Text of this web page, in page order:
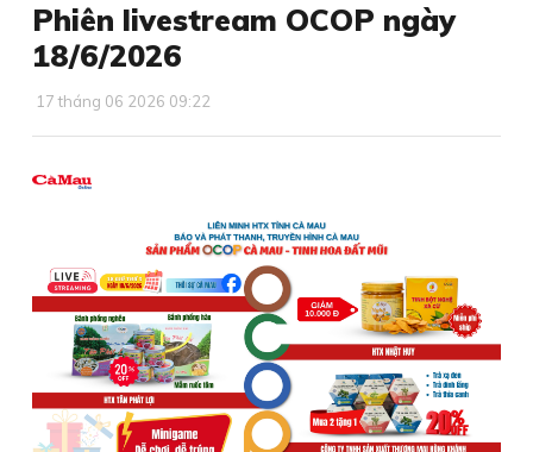
Phiên livestream OCOP ngày
18/6/2026
17 tháng 06 2026 09:22